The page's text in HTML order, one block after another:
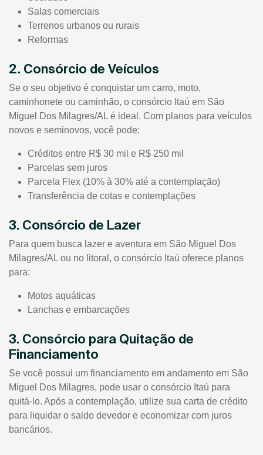
Salas comerciais
Terrenos urbanos ou rurais
Reformas
2. Consórcio de Veículos
Se o seu objetivo é conquistar um carro, moto,
caminhonete ou caminhão, o consórcio Itaú em São
Miguel Dos Milagres/AL é ideal. Com planos para veículos
novos e seminovos, você pode:
Créditos entre R$ 30 mil e R$ 250 mil
Parcelas sem juros
Parcela Flex (10% à 30% até a contemplação)
Transferência de cotas e contemplações
3. Consórcio de Lazer
Para quem busca lazer e aventura em São Miguel Dos
Milagres/AL ou no litoral, o consórcio Itaú oferece planos
para:
Motos aquáticas
Lanchas e embarcações
3. Consórcio para Quitação de
Financiamento
Se você possui um financiamento em andamento em São
Miguel Dos Milagres, pode usar o consórcio Itaú para
quitá-lo. Após a contemplação, utilize sua carta de crédito
para liquidar o saldo devedor e economizar com juros
bancários.